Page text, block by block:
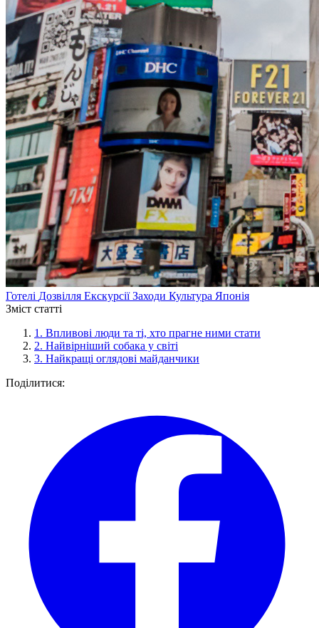
Готелі Дозвілля ЕкскурсіїЗаходи Культура Японія
Зміст статті
1. Впливові люди та ті, хто прагне ними стати
2. Найвірніший собака у світі
3. Найкращі оглядові майданчики
Поділитися: